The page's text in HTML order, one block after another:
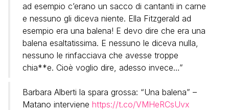
ad esempio c’erano un sacco di cantanti in carne
e nessuno gli diceva niente. Ella Fitzgerald ad
esempio era una balena! E devo dire che era una
balena esaltatissima. E nessuno le diceva nulla,
nessuno le rinfacciava che avesse troppe
chia**e. Cioè voglio dire, adesso invece…”
Barbara Alberti la spara grossa: “Una balena” –
Matano interviene https://t.co/VMHeRCsUvx